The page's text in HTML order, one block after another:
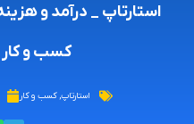
استارتاپ _ درآمد و
کسب و
استارتاپ,کسب و کار